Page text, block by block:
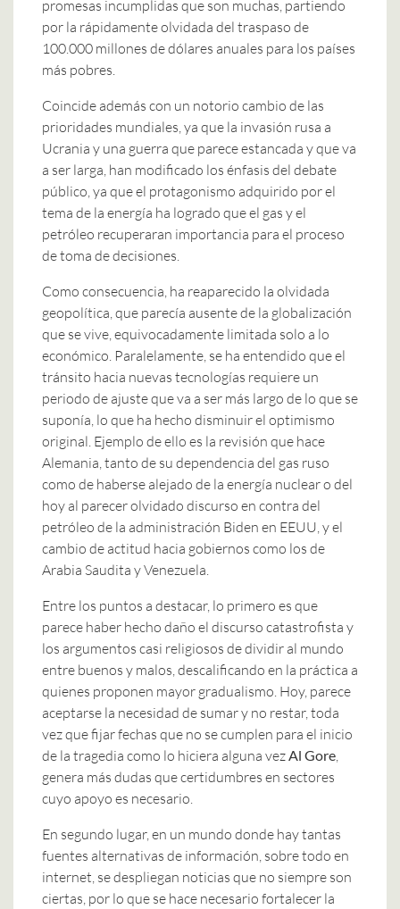
promesas incumplidas que son muchas, partiendo
por la rápidamente olvidada del traspaso de
100.000 millones de dólares anuales para los países
más pobres.
Coincide además con un notorio cambio de las
prioridades mundiales, ya que la invasión rusa a
Ucrania y una guerra que parece estancada y que va
a ser larga, han modificado los énfasis del debate
público, ya que el protagonismo adquirido por el
tema de la energía ha logrado que el gas y el
petróleo recuperaran importancia para el proceso
de toma de decisiones.
Como consecuencia, ha reaparecido la olvidada
geopolítica, que parecía ausente de la globalización
que se vive, equivocadamente limitada solo a lo
económico. Paralelamente, se ha entendido que el
tránsito hacia nuevas tecnologías requiere un
periodo de ajuste que va a ser más largo de lo que se
suponía, lo que ha hecho disminuir el optimismo
original. Ejemplo de ello es la revisión que hace
Alemania, tanto de su dependencia del gas ruso
como de haberse alejado de la energía nuclear o del
hoy al parecer olvidado discurso en contra del
petróleo de la administración Biden en EEUU, y el
cambio de actitud hacia gobiernos como los de
Arabia Saudita y Venezuela.
Entre los puntos a destacar, lo primero es que
parece haber hecho daño el discurso catastrofista y
los argumentos casi religiosos de dividir al mundo
entre buenos y malos, descalificando en la práctica a
quienes proponen mayor gradualismo. Hoy, parece
aceptarse la necesidad de sumar y no restar, toda
vez que fijar fechas que no se cumplen para el inicio
de la tragedia como lo hiciera alguna vezAl Gore
genera más dudas que certidumbres en sectores
cuyo apoyo es necesario.
En segundo lugar, en un mundo donde hay tantas
fuentes alternativas de información, sobre todo en
internet, se despliegan noticias que no siempre son
ciertas, por lo que se hace necesario fortalecer la